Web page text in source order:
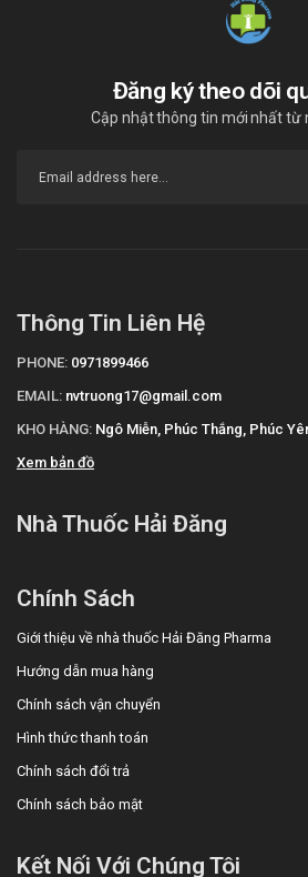
Đăng ký theo dõi
Cập nhật thông tin mới nhất từ
Thông Tin Liên Hệ
PHONE: 0971899466
EMAIL: nvtruong17@gmail.com
KHO HÀNG: Ngô Miễn, Phúc Thắng, Phúc
Xem bản đồ
Nhà Thuốc Hải Đăng
Chính Sách
Giới thiệu về nhà thuốc Hải Đăng Pharma
Hướng dẫn mua hàng
Chính sách vận chuyển
Hình thức thanh toán
Chính sách đổi trả
Chính sách bảo mật
Kết Nối Với Chúng Tôi